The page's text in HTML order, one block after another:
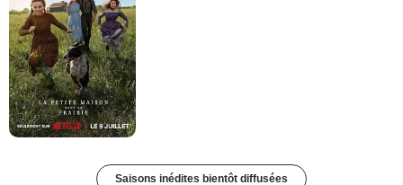
Saisons inédites bientôt diffusées